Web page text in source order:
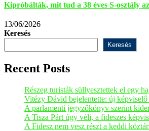
Kipróbálták, mit tud a 38 éves S-osztály
13/06/2026
Keresés
Keresés
Recent Posts
Részeg turisták süllyesztettek el egy
Vitézy Dávid bejelentette: új
A parlamenti jegyzőkönyv szerint
A Tisza Párt úgy véli, a fideszes
A Fidesz nem vesz részt a keddi